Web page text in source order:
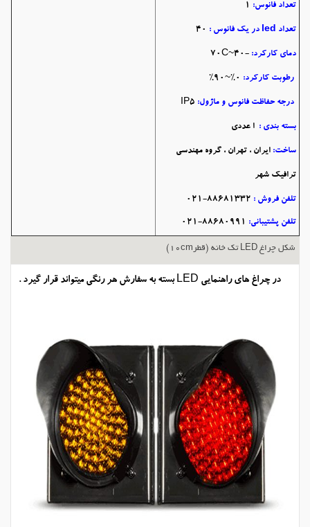
تعداد فانوس:
تعداد led در یک فانوس : 40
دمای کارکرد: -40~70C
رطوبت کارکرد: 0%~90%
درجه حفاظت فانوس و ماژول: IP5
بسته بندی : ا عددی
ساخت:ایران ، تهران ، گروه مهندسی
ترافیک شهر
تلفن فروش :
تلفن پشتیبانی: 88680991-021
شکل چراغ LED تک خانه (قطر10cm)
در چراغ های راهنمایی LED بسته به سفارش هر رنگی میتواند قرار گیرد .